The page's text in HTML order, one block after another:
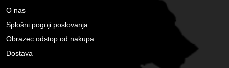
O nas
Splošni pogoji poslovanja
Obrazec odstop od nakupa
Dostava